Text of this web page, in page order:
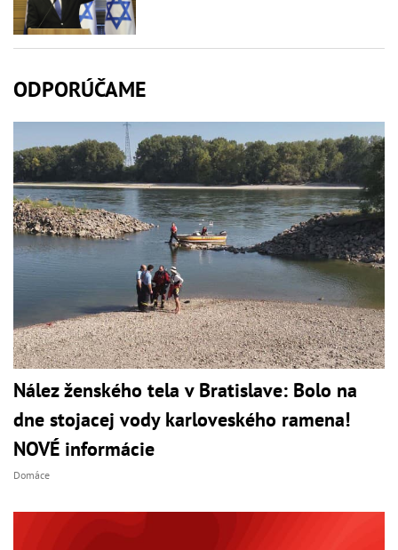
ODPORÚČAME
Nález ženského tela v Bratislave: Bolo na
dne stojacej vody karloveského ramena!
NOVÉ informácie
Domáce